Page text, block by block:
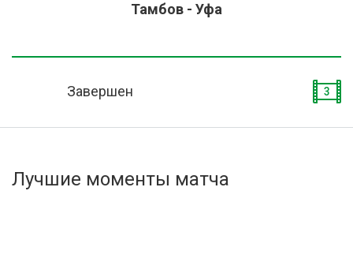
Активировать промокод
Тамбов - Уфа
Завершен 3
Лучшие моменты матча